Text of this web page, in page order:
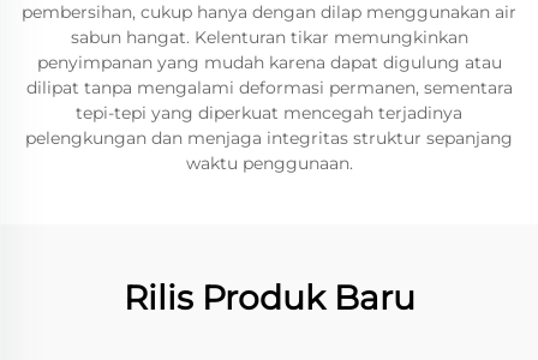
pembersihan, cukup hanya dengan dilap menggunakan air
sabun hangat. Kelenturan tikar memungkinkan
penyimpanan yang mudah karena dapat digulung atau
dilipat tanpa mengalami deformasi permanen, sementara
tepi-tepi yang diperkuat mencegah terjadinya
pelengkungan dan menjaga integritas struktur sepanjang
waktu penggunaan.
Rilis Produk Baru